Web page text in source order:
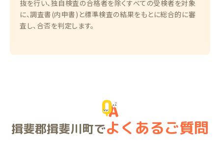
抜を行い、独自検査の合格者を除くすべての受検者を対象
に、調査書(内申書)と標準検査の結果をもとに総合的に審
査し、合否を判定します。
揖斐郡揖斐川町でよくあるご質問